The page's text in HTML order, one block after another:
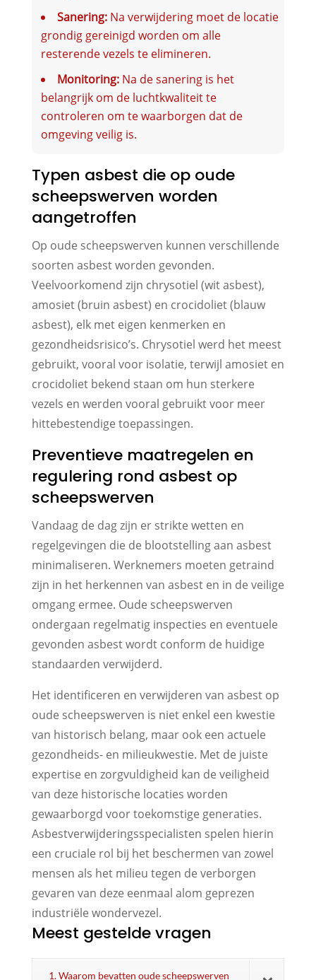
Sanering:Na verwijdering moet de locatie
grondig gereinigd worden om alle
resterende vezels te elimineren.
Monitoring:Na de sanering is het
belangrijk om de luchtkwaliteit te
controleren om te waarborgen dat de
omgeving veilig is.
Typen asbest die op oude
scheepswerven worden
aangetroffen
Op oude scheepswerven kunnen verschillende
soorten asbest worden gevonden.
Veelvoorkomend zijn chrysotiel (wit asbest),
amosiet (bruin asbest) en crocidoliet (blauw
asbest), elk met eigen kenmerken en
gezondheidsrisico’s. Chrysotiel werd het meest
gebruikt, vooral voor isolatie, terwijl amosiet en
crocidoliet bekend staan om hun sterkere
vezels en werden vooral gebruikt voor meer
hittebestendige toepassingen.
Preventieve maatregelen en
regulering rond asbest op
scheepswerven
Vandaag de dag zijn er strikte wetten en
regelgevingen die de blootstelling aan asbest
minimaliseren. Werknemers moeten getraind
zijn in het herkennen van asbest en in de veilige
omgang ermee. Oude scheepswerven
ondergaan regelmatig inspecties en eventuele
gevonden asbest wordt conform de huidige
standaarden verwijderd.
Het identificeren en verwijderen van asbest op
oude scheepswerven is niet enkel een kwestie
van historisch belang, maar ook een actuele
gezondheids- en milieukwestie. Met de juiste
expertise en zorgvuldigheid kan de veiligheid
van deze historische locaties worden
gewaarborgd voor toekomstige generaties.
Asbestverwijderingsspecialisten spelen hierin
een cruciale rol bij het beschermen van zowel
mensen als het milieu tegen de verborgen
gevaren van deze eenmaal alom geprezen
industriële wondervezel.
Meest gestelde vragen
1. Waarom bevatten oude scheepswerven